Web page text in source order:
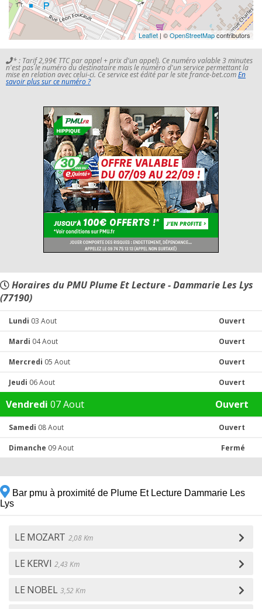
Leaflet | ©OpenStreetMapcontributors
* : Tarif 2,99€ TTC par appel + prix d'un appel). Ce numéro valable 3 minutes
n'est pas le numéro du destinataire mais le numéro d'un service permettant la
mise en relation avec celui-ci. Ce service est édité par le site france-bet.comEn
savoir plus sur ce numéro ?
Horaires du PMU Plume Et Lecture - Dammarie Les Lys
(77190)
Lundi 03 Aout Ouvert
Mardi 04 Aout Ouvert
Mercredi 05 Aout Ouvert
Jeudi 06 Aout Ouvert
Vendredi 07 Aout Ouvert
Samedi 08 Aout Ouvert
Dimanche 09 Aout Fermé
Bar pmu à proximité de Plume Et Lecture Dammarie Les
Lys
LE MOZART 2,08 Km
LE KERVI 2,43 Km
LE NOBEL 3,52 Km